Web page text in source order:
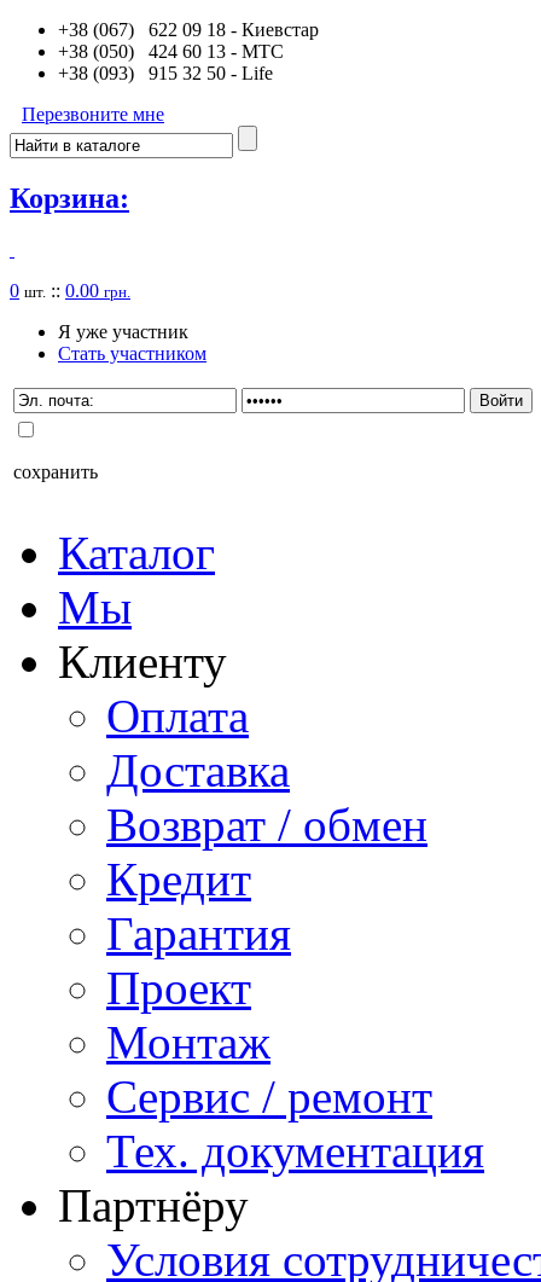
+38 (067) 622 09 18 - Киевстар
+38 (050) 424 60 13 - MTC
+38 (093) 915 32 50 - Life
Перезвоните мне
Корзина:
0 шт. :: 0.00 грн.
Я уже участник
Стать участником
сохранить
Каталог
Мы
Клиенту
Оплата
Доставка
Возврат / обмен
Кредит
Гарантия
Проект
Монтаж
Сервис / ремонт
Тех. документация
Партнёру
Условия